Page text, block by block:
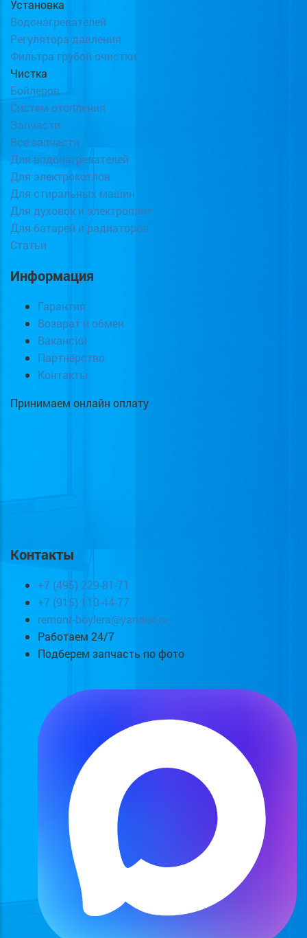
Установка
Водонагревателей
Регулятора давления
Фильтра грубой очистки
Чистка
Бойлеров
Систем отопления
Запчасти
Все запчасти
Для водонагревателей
Для электрокотлов
Для стиральных машин
Для духовок и электроплит
Для батарей и радиаторов
Статьи
Информация
Гарантия
Возврат и обмен
Вакансии
Партнёрство
Контакты
Принимаем онлайн оплату
Контакты
+7 (495) 229-81-71
+7 (915) 110-44-77
remont-boylera@yandex.ru
Работаем 24/7
Подберем запчасть по фото